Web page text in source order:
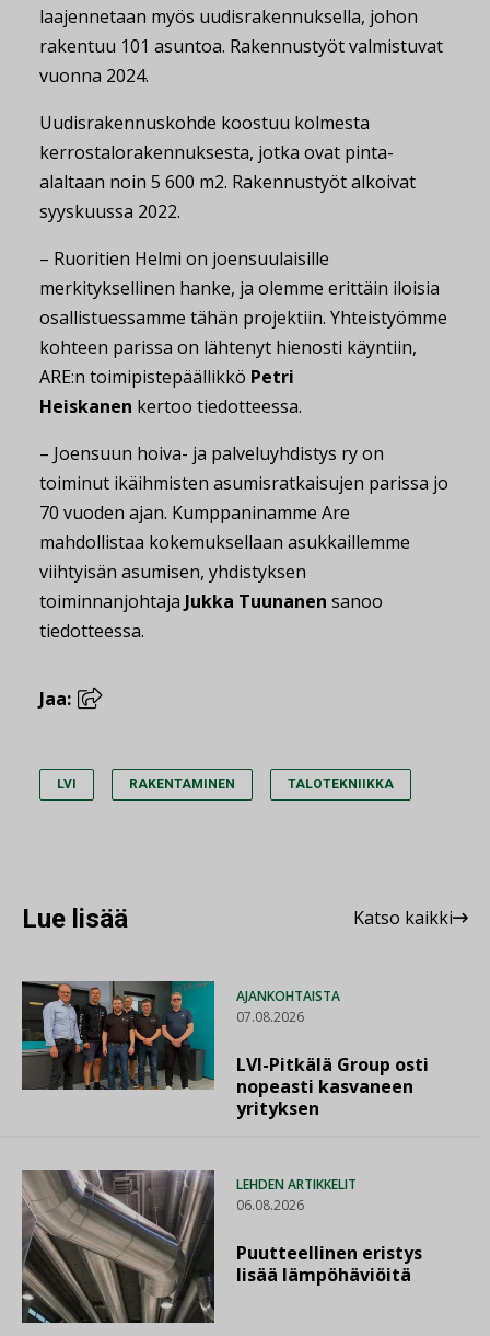
laajennetaan myös uudisrakennuksella, johon
rakentuu 101 asuntoa. Rakennustyöt valmistuvat
vuonna 2024.
Uudisrakennuskohde koostuu kolmesta
kerrostalorakennuksesta, jotka ovat pinta-
alaltaan noin 5 600 m2. Rakennustyöt alkoivat
syyskuussa 2022.
– Ruoritien Helmi on joensuulaisille
merkityksellinen hanke, ja olemme erittäin iloisia
osallistuessamme tähän projektiin. Yhteistyömme
kohteen parissa on lähtenyt hienosti käyntiin,
ARE:n toimipistepäällikkö Petri
Heiskanen kertoo tiedotteessa.
– Joensuun hoiva- ja palveluyhdistys ry on
toiminut ikäihmisten asumisratkaisujen parissa jo
70 vuoden ajan. Kumppaninamme Are
mahdollistaa kokemuksellaan asukkaillemme
viihtyisän asumisen, yhdistyksen
toiminnanjohtaja Jukka Tuunanen sanoo
tiedotteessa.
Jaa:
LVI RAKENTAMINEN TALOTEKNIIKKA
Lue lisää Katso kaikki
AJANKOHTAISTA
07.08.2026
LVI-Pitkälä Group osti
nopeasti kasvaneen
yrityksen
LEHDEN ARTIKKELIT
06.08.2026
Puutteellinen eristys
lisää lämpöhäviöitä